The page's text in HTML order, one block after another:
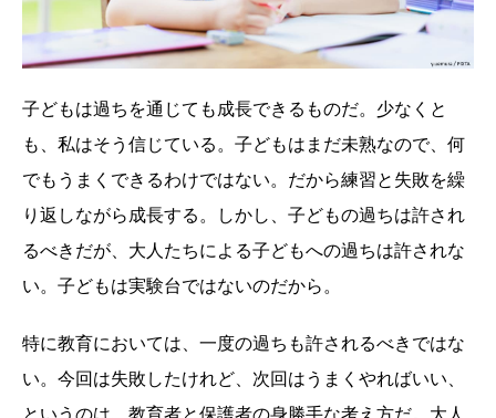
子どもは過ちを通じても成長できるものだ。少なくと
も、私はそう信じている。子どもはまだ未熟なので、何
でもうまくできるわけではない。だから練習と失敗を繰
り返しながら成長する。しかし、子どもの過ちは許され
るべきだが、大人たちによる子どもへの過ちは許されな
い。子どもは実験台ではないのだから。
特に教育においては、一度の過ちも許されるべきではな
い。今回は失敗したけれど、次回はうまくやればいい、